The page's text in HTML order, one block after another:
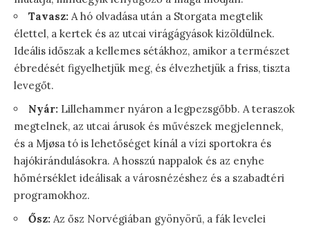
Tavasz: A hó olvadása után a Storgata megtelik
élettel, a kertek és az utcai virágágyások kizöldülnek.
Ideális időszak a kellemes sétákhoz, amikor a természet
ébredését figyelhetjük meg, és élvezhetjük a friss, tiszta
levegőt.
Nyár: Lillehammer nyáron a legpezsgőbb. A teraszok
megtelnek, az utcai árusok és művészek megjelennek,
és a Mjøsa tó is lehetőséget kínál a vízi sportokra és
hajókirándulásokra. A hosszú nappalok és az enyhe
hőmérséklet ideálisak a városnézéshez és a szabadtéri
programokhoz.
Ősz: Az ősz Norvégiában gyönyörű, a fák levelei